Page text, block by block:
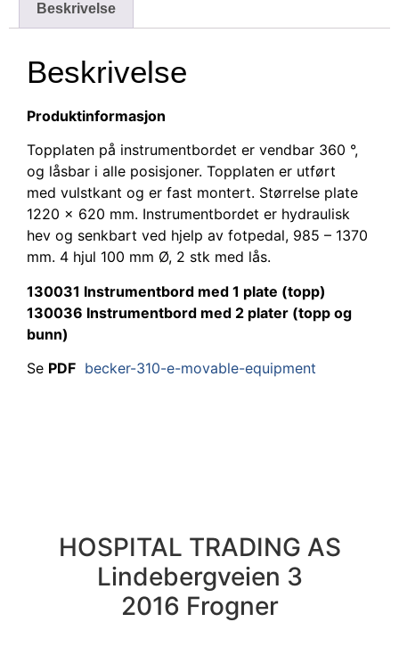
Beskrivelse
Beskrivelse
Produktinformasjon
Topplaten på instrumentbordet er vendbar 360 °,
og låsbar i alle posisjoner. Topplaten er utført
med vulstkant og er fast montert. Størrelse plate
1220 x 620 mm. Instrumentbordet er hydraulisk
hev og senkbart ved hjelp av fotpedal, 985 – 1370
mm. 4 hjul 100 mm Ø, 2 stk med lås.
130031 Instrumentbord med 1 plate (topp)
130036 Instrumentbord med 2 plater (topp og
bunn)
Se PDF becker-310-e-movable-equipment
HOSPITAL TRADING AS
Lindebergveien 3
2016 Frogner